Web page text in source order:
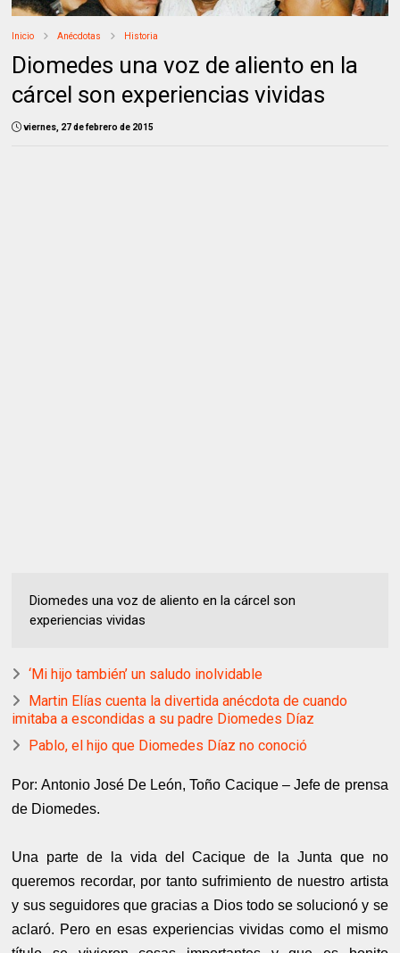
Inicio Anécdotas Historia
Diomedes una voz de aliento en la
cárcel son experiencias vividas
viernes, 27 de febrero de 2015
Diomedes una voz de aliento en la cárcel son
experiencias vividas
‘Mi hijo también’ un saludo inolvidable
Martin Elías cuenta la divertida anécdota de cuando
imitaba a escondidas a su padre Diomedes Díaz
Pablo, el hijo que Diomedes Díaz no conoció
Por: Antonio José De León, Toño Cacique – Jefe de prensa
de Diomedes.
Una parte de la vida del Cacique de la Junta que no
queremos recordar, por tanto sufrimiento de nuestro artista
y sus seguidores que gracias a Dios todo se solucionó y se
aclaró. Pero en esas experiencias vividas como el mismo